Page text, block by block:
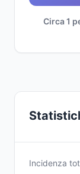
Circa 1
Incidenza